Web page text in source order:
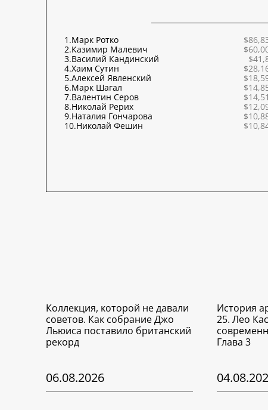
1.Марк Ротко
2.Казимир Малевич
3.Василий Кандинский
4.Хаим Сутин
5.Алексей Явленский
6.Марк Шагал
7.Валентин Серов
8.Николай Рерих
9.Наталия Гончарова
10.Николай Фешин
Коллекция, которой не давали
советов. Как собрание Джо
Льюиса поставило британский
рекорд
06.08.2026
История
25. Лео
Глава 3